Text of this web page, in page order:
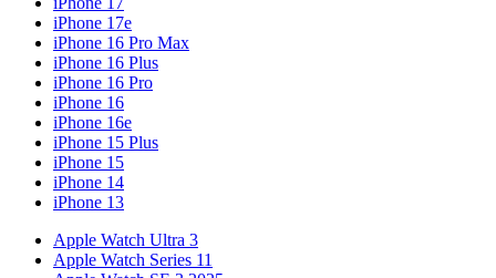
iPhone 17e
iPhone 16 Pro Max
iPhone 16 Plus
iPhone 16 Pro
iPhone 16
iPhone 16e
iPhone 15 Plus
iPhone 15
iPhone 14
iPhone 13
Apple Watch Ultra 3
Apple Watch Series 11